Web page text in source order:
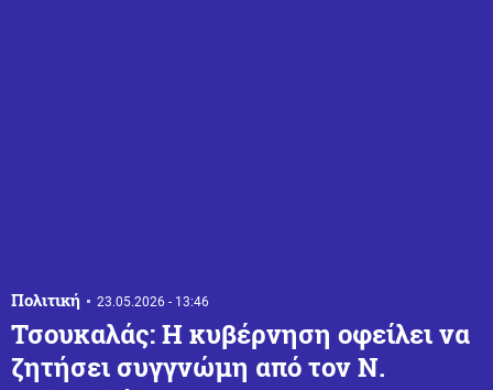
Πολιτική 23.05.2026 - 13:46
Τσουκαλάς: Η κυβέρνηση οφείλει να
ζητήσει συγγνώμη από τον Ν.